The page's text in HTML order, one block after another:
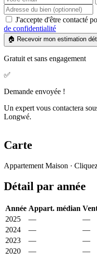
J'accepte d'être contacté
de confidentialité
🏠 Recevoir mon estimation
Gratuit et sans engagement
✅
Demande envoyée !
Un expert vous contactera
Longwé.
Carte
−
Appartement Maison ·
Détail par année
Année Appart. médian
2025
— —
2024
— —
2023
— —
2020
— —